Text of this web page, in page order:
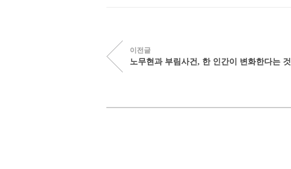
이전글
노무현과 부림사건, 한 인간이 변화한다는 것